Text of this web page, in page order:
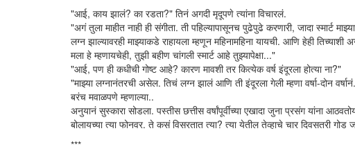
"आई, काय झालं? का रडता?" तिनं अगदी मृदूपणे त्यांना विचारलं.
"अगं तुला माहीत नाही ही संगीता. ती पहिल्यापासूनच पुढेपुढे करणारी, जादा स्मार्ट
लग्न झाल्यावरही माझ्याकडे राहायला म्हणून महिनामहिना यायची. आणि हेही
मला हे म्हणायचेही, तुझी बहीण चांगली स्मार्ट आहे तुझ्यापेक्षा..."
"आई, पण ही कधीची गोष्ट आहे? कारण मावशी तर कित्येक वर्ष इंदूरला होत्या ना?"
"माझ्या लग्नानंतरची असेल. तिचं लग्न झालं आणि ती इंदूरला गेली म्हणा वर्षा-दोन
बरंच मवाळपणे म्हणाल्या..
अनुयानं सुस्कारा सोडला. पस्तीस छत्तीस वर्षांपूर्वीच्या एखादा जुना प्रसंग यांना
बोलायच्या त्या फोनवर. ते कसं विसरतात त्या? त्या येतील तेव्हाचे चार दिवसतरी गोड
***